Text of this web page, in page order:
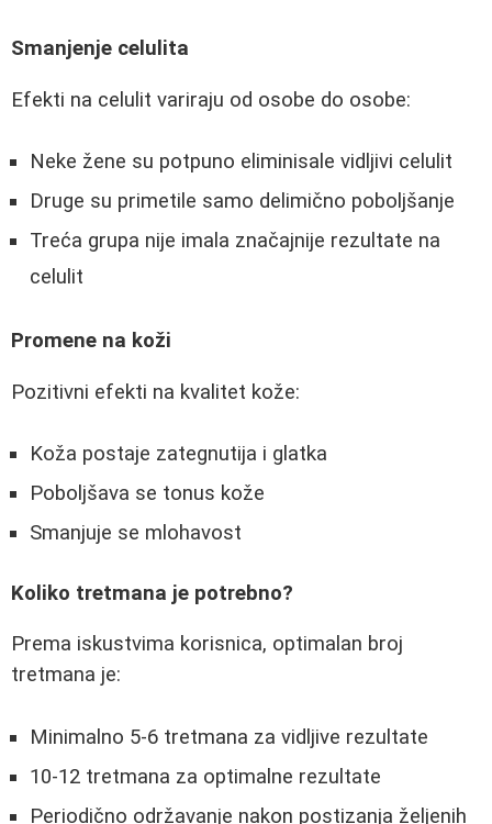
Smanjenje celulita
Efekti na celulit variraju od osobe do osobe:
Neke žene su potpuno eliminisale vidljivi celulit
Druge su primetile samo delimično poboljšanje
Treća grupa nije imala značajnije rezultate na
celulit
Promene na koži
Pozitivni efekti na kvalitet kože:
Koža postaje zategnutija i glatka
Poboljšava se tonus kože
Smanjuje se mlohavost
Koliko tretmana je potrebno?
Prema iskustvima korisnica, optimalan broj
tretmana je:
Minimalno 5-6 tretmana za vidljive rezultate
10-12 tretmana za optimalne rezultate
Periodično održavanje nakon postizanja željenih